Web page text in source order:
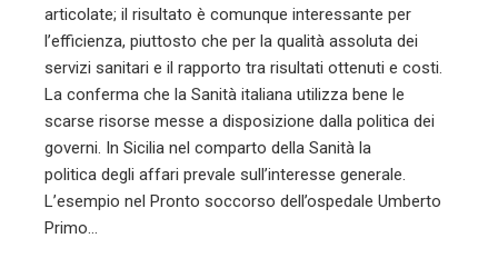
articolate; il risultato è comunque interessante per
l’efficienza, piuttosto che per la qualità assoluta dei
servizi sanitari e il rapporto tra risultati ottenuti e costi.
La conferma che la Sanità italiana utilizza bene le
scarse risorse messe a disposizione dalla politica dei
governi. In Sicilia nel comparto della Sanità la
politica degli affari prevale sull’interesse generale.
L’esempio nel Pronto soccorso dell’ospedale Umberto
Primo…